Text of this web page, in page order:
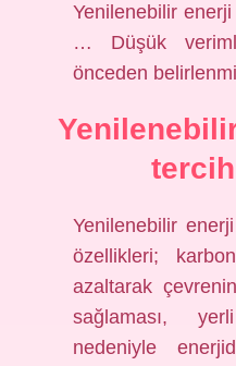
Yenilenebilir
… Düşük
önceden
Yenilenebilir enerji
özellikleri;
azaltarak
sağlaması,
nedeniyle